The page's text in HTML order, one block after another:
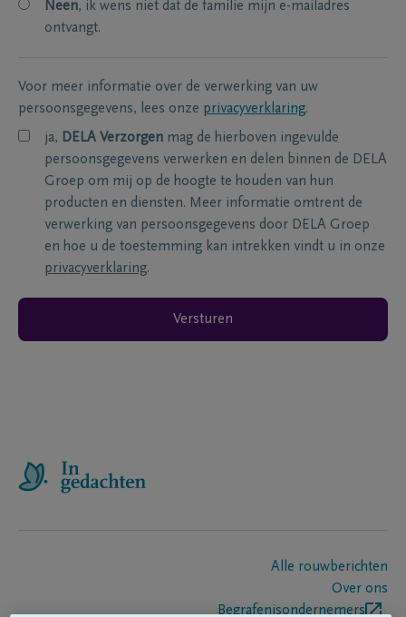
Neen, ik wens niet dat de familie mijn e-mailadres
ontvangt.
Voor meer informatie over de verwerking van uw
persoonsgegevens, lees onze privacyverklaring.
ja, DELA Verzorgen mag de hierboven ingevulde
persoonsgegevens verwerken en delen binnen de DELA
Groep om mij op de hoogte te houden van hun
producten en diensten. Meer informatie omtrent de
verwerking van persoonsgegevens door DELA Groep
en hoe u de toestemming kan intrekken vindt u in onze
privacyverklaring.
Versturen
Alle rouwberichten
Over ons
Begrafenisondernemers